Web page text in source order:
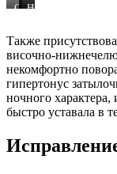
Стираемость
жевательных
зубов
Фото
лечения
Наклон
за
патологической
стираемости
Также
височно-
некомфортно
гипертонус
ночного характера,
быстро уставала в